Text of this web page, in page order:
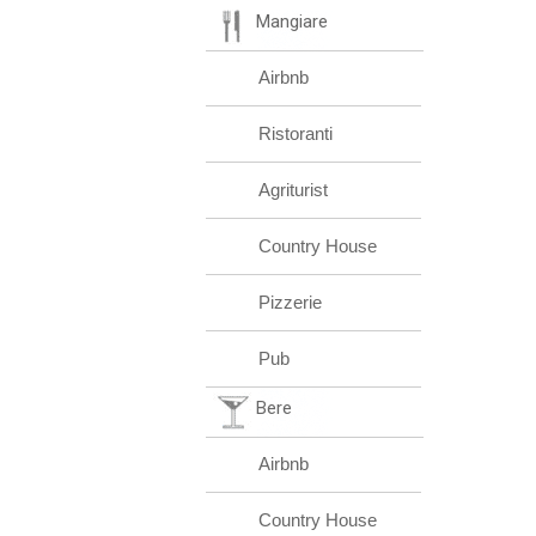
Mangiare
Airbnb
Ristoranti
Agriturist
Country House
Pizzerie
Pub
Bere
Airbnb
Country House